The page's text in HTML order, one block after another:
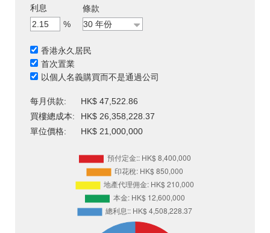
利息
%
條款
香港永久居民
首次置業
以個人名義購買而不是通過公司
每月供款:
HK$ 47,522.86
買樓總成本:
HK$ 26,358,228.37
單位價格:
HK$ 21,000,000